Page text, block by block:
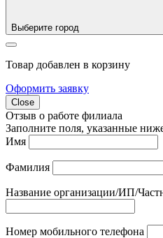
Выберите город
Товар добавлен в корзину
Оформить заявку
Close
Отзыв о работе филиала
Заполните поля, указанные
Имя
Фамилия
Название организации/ИП/
Номер мобильного телефона